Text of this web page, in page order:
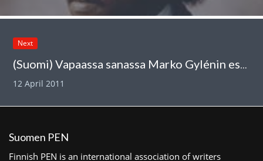
Next
(Suomi) Vapaassa sanassa Marko Gylénin esseistiikkaa
12 April 2011
Suomen PEN
Finnish PEN is an international association of writers